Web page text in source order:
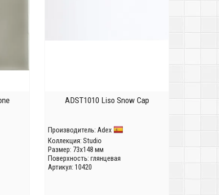
ADST1010 Liso Snow Cap
Производитель: Adex
Коллекция: Studio
Размер: 73x148 мм
Поверхность: глянцевая
Артикул: 10420